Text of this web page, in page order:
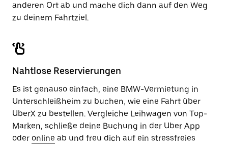
anderen Ort ab und mache dich dann auf den Weg
zu deinem Fahrtziel.
Nahtlose Reservierungen
Es ist genauso einfach, eine BMW-Vermietung in
Unterschleißheim zu buchen, wie eine Fahrt über
UberX zu bestellen. Vergleiche Leihwagen von Top-
Marken, schließe deine Buchung in der Uber App
oder online ab und freu dich auf ein stressfreies